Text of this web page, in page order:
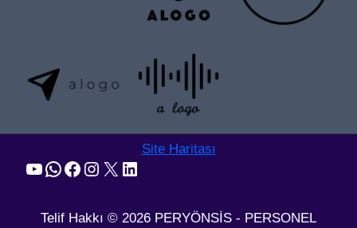
Site Haritası
YouTube WhatsApp Facebook Instagram X LinkedIn
Telif Hakkı © 2026 PERYÖNSİS - PERSONEL